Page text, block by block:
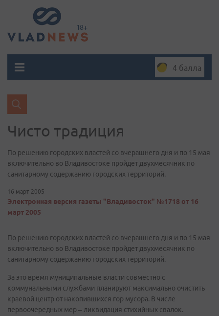
4 балла
Чисто традиция
По решению городских властей со вчерашнего дня и по 15 мая
включительно во Владивостоке пройдет двухмесячник по
санитарному содержанию городских территорий.
16 март 2005
Электронная версия газеты "Владивосток" №1718 от 16
март 2005
По решению городских властей со вчерашнего дня и по 15 мая
включительно во Владивостоке пройдет двухмесячник по
санитарному содержанию городских территорий.
За это время муниципальные власти совместно с
коммунальными службами планируют максимально очистить
краевой центр от накопившихся гор мусора. В числе
первоочередных мер – ликвидация стихийных свалок.